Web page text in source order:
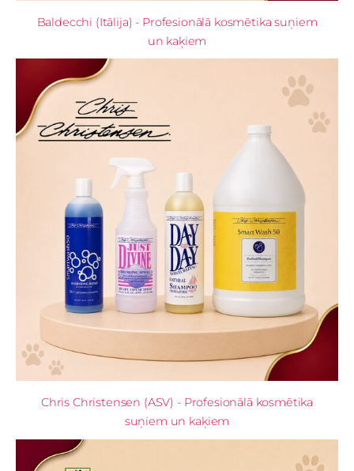
Baldecchi (Itālija) - Profesionālā kosmētika suņiem
un kaķiem
Chris Christensen (ASV) - Profesionālā kosmētika
suņiem un kaķiem